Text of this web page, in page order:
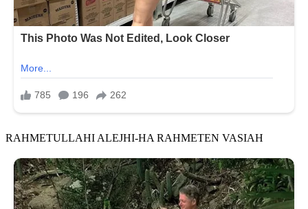
RAHMETULLAHI ALEJHI-HA RAHMETEN VASIAH